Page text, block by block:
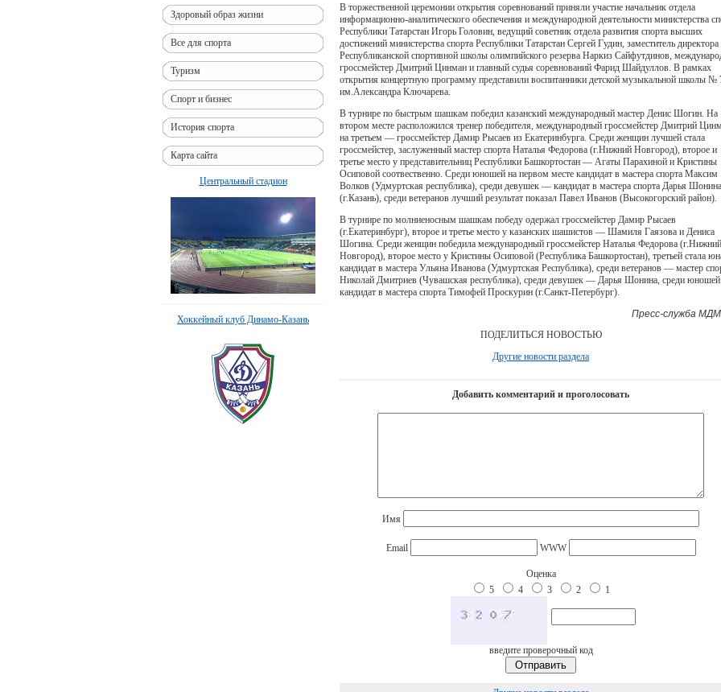
В торжественной церемонии открытия соревнований приняли участие начальник отдела
информационно-аналитического обеспечения и международной деятельности министерства
Республики Татарстан Игорь Головин, ведущий советник отдела развития спорта высших
достижений министерства спорта Республики Татарстан Сергей Гудин, заместитель директора
Республиканской спортивной школы олимпийского резерва Наркиз Сайфутдинов,
гроссмейстер Дмитрий Цинман и главный судья соревнований Фарид Шайдуллов. В рамках
открытия концертную программу представили воспитанники детской музыкальной школы №
им.Александра Ключарева.
В турнире по быстрым шашкам победил казанский международный мастер Денис Шогин. На
втором месте расположился тренер победителя, международный гроссмейстер Дмитрий
на третьем — гроссмейстер Дамир Рысаев из Екатеринбурга. Среди женщин лучшей стала
гроссмейстер, заслуженный мастер спорта Наталья Федорова (г.Нижний Новгород), второе и
третье место у представительниц Республики Башкортостан — Агаты Парахиной и Кристины
Осиповой соотвественно. Среди юношей на первом месте кандидат в мастера спорта Максим
Волков (Удмуртская республика), среди девушек — кандидат в мастера спорта Дарья Шонина
(г.Казань), среди ветеранов лучший результат показал Павел Иванов (Высокогорский район).
В турнире по молниеносным шашкам победу одержал гроссмейстер Дамир Рысаев
(г.Екатеринбург), второе и третье место у казанских шашистов — Шамиля Гаязова и Дениса
Шогина. Среди женщин победила международный гроссмейстер Наталья Федорова (г.Нижний
Новгород), второе место у Кристины Осиповой (Республика Башкортостан), третьей стала
кандидат в мастера Ульяна Иванова (Удмуртская Республика), среди ветеранов — мастер
Николай Дмитриев (Чувашская республика), среди девушек — Дарья Шонина, среди
кандидат в мастера спорта Тимофей Проскурин (г.Санкт-Петербург).
Пресс-служба
ПОДЕЛИТЬСЯ НОВОСТЬЮ
Другие новости раздела
Добавить комментарий и проголосовать
Имя
Email WWW
Оценка
5
4 3 2 1
введите проверочный код
Здоровый образ жизни
Все для спорта
Туризм
Спорт и бизнес
История спорта
Карта сайта
Центральный стадион
Хоккейный клуб Динамо-Казань